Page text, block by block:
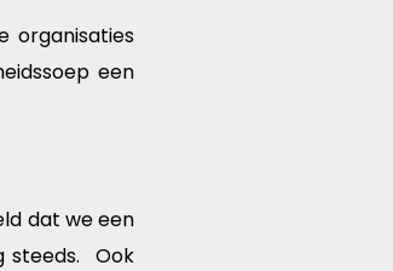
organisaties
een
dat we een
steeds. Ook